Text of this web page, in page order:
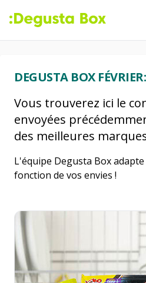
DEGUSTA BOX
Vous trouverez ici le
envoyées
des meilleures
L'équipe Degusta Box
fonction de vos envies !